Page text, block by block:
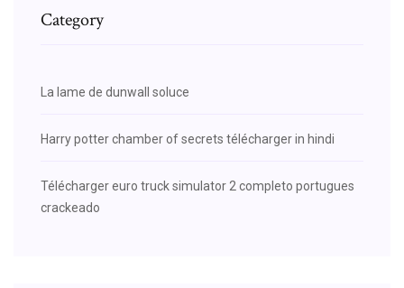
Category
La lame de dunwall soluce
Harry potter chamber of secrets télécharger in hindi
Télécharger euro truck simulator 2 completo portugues
crackeado